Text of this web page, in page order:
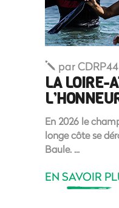
parCDRP44
LA LOIRE-
En 2026 le
longe côte se
Baule.
EN SAVOIR